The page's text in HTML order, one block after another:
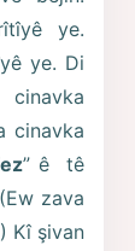
ye.
ye. Di
cinavka
ez” ê tê
zava
şivan